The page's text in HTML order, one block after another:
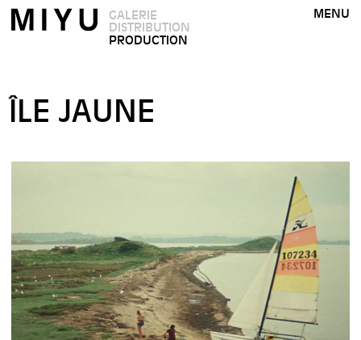
GALERIE
DISTRIBUTION
PRODUCTION
MENU
ÎLE JAUNE